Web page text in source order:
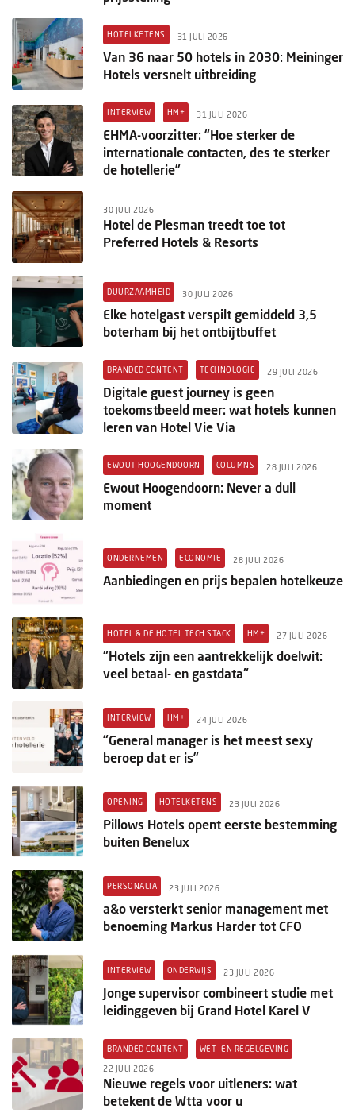
HOTELKETENS 31 JULI 2026
Van 36 naar 50 hotels in 2030: Meininger
Hotels versnelt uitbreiding
INTERVIEW HM+ 31 JULI 2026
EHMA-voorzitter: “Hoe sterker de
internationale contacten, des te sterker
de hotellerie”
30 JULI 2026
Hotel de Plesman treedt toe tot
Preferred Hotels & Resorts
DUURZAAMHEID 30 JULI 2026
Elke hotelgast verspilt gemiddeld 3,5
boterham bij het ontbijtbuffet
BRANDED CONTENT TECHNOLOGIE 29 JULI 2026
Digitale guest journey is geen
toekomstbeeld meer: wat hotels kunnen
leren van Hotel Vie Via
EWOUT HOOGENDOORN COLUMNS 28 JULI 2026
Ewout Hoogendoorn: Never a dull
moment
ONDERNEMEN ECONOMIE 28 JULI 2026
Aanbiedingen en prijs bepalen hotelkeuze
HOTEL & DE HOTEL TECH STACK HM+ 27 JULI 2026
"Hotels zijn een aantrekkelijk doelwit:
veel betaal- en gastdata"
INTERVIEW HM+ 24 JULI 2026
“General manager is het meest sexy
beroep dat er is”
OPENING HOTELKETENS 23 JULI 2026
Pillows Hotels opent eerste bestemming
buiten Benelux
PERSONALIA 23 JULI 2026
a&o versterkt senior management met
benoeming Markus Harder tot CFO
INTERVIEW ONDERWIJS 23 JULI 2026
Jonge supervisor combineert studie met
leidinggeven bij Grand Hotel Karel V
BRANDED CONTENT WET- EN REGELGEVING
22 JULI 2026
Nieuwe regels voor uitleners: wat
betekent de Wtta voor u